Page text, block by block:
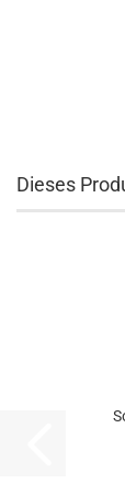
Dieses